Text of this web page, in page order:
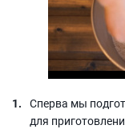
Сперва мы
для